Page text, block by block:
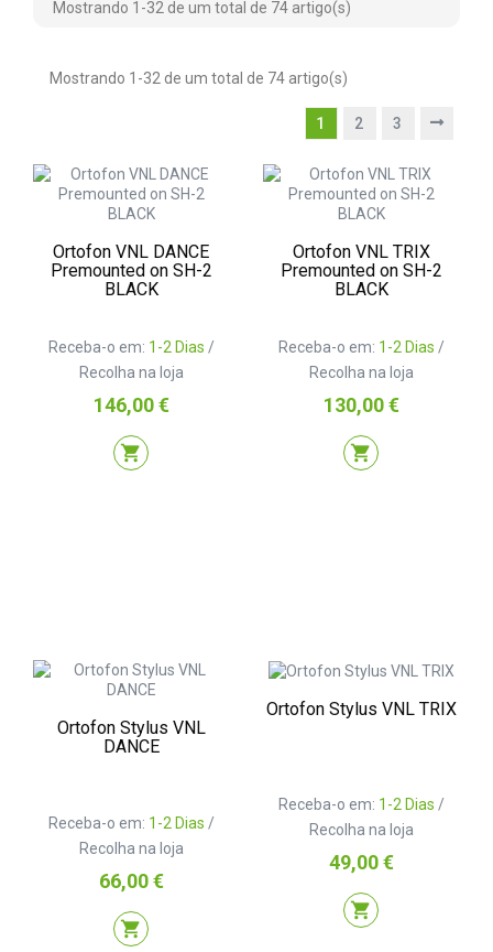
Mostrando 1-32 de um total de 74 artigo(s)
Mostrando 1-32 de um total de 74 artigo(s)
1 2 3
Ortofon VNL DANCE
Premounted on SH-2
BLACK
Receba-o em: 1-2 Dias /
Recolha na loja
Preço
146,00 €
shopping_cart
Ortofon VNL TRIX
Premounted on SH-2
BLACK
Receba-o em: 1-2 Dias /
Recolha na loja
Preço
130,00 €
shopping_cart
Ortofon Stylus VNL
DANCE
Receba-o em: 1-2 Dias /
Recolha na loja
Preço
66,00 €
shopping_cart
Ortofon Stylus VNL TRIX
Receba-o em: 1-2 Dias /
Recolha na loja
Preço
49,00 €
shopping_cart